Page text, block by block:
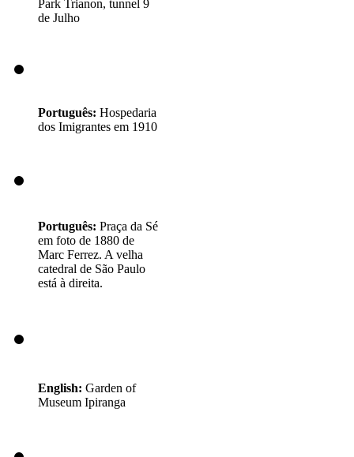
Park Trianon, tunnel 9
de Julho
Português: Hospedaria
dos Imigrantes em 1910
Português: Praça da Sé
em foto de 1880 de
Marc Ferrez. A velha
catedral de São Paulo
está à direita.
English: Garden of
Museum Ipiranga